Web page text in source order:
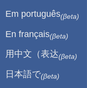
Em português(βeta)
En français(βeta)
用中文（表达(βeta)
日本語で(βeta)